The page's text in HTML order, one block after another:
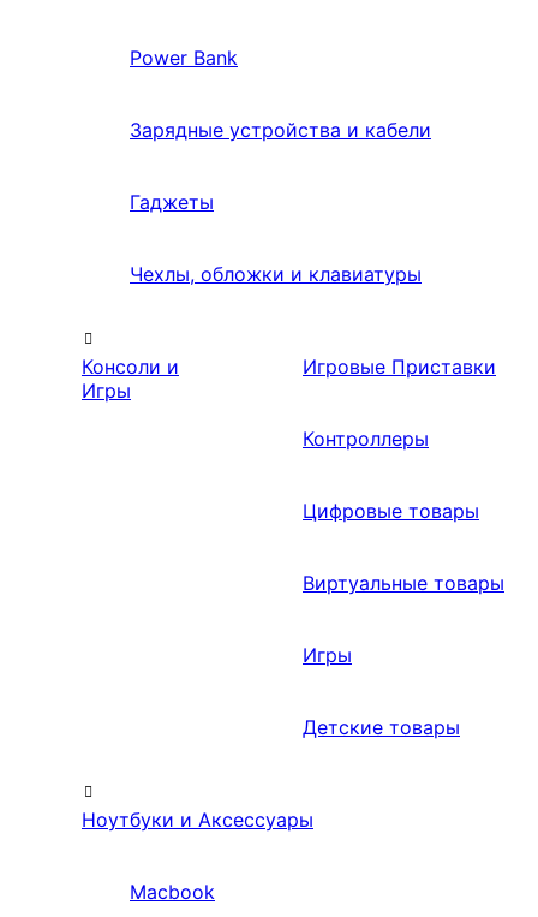
Power Bank
Зарядные устройства и кабели
Гаджеты
Чехлы, обложки и клавиатуры
Консоли и
Игры
Игровые Приставки
Контроллеры
Цифровые товары
Виртуальные товары
Игры
Детские товары
Ноутбуки и Аксессуары
Macbook